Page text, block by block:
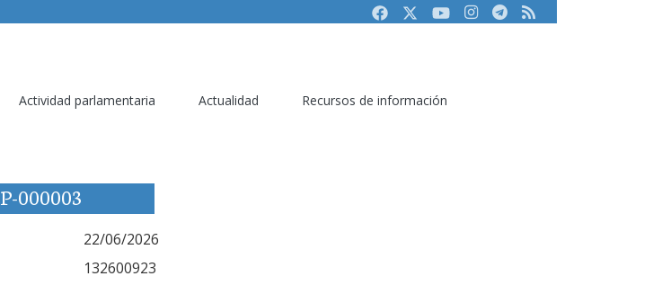
FacebookTwitterYoutubeInstagram
Telegram
RSS
Actividad parlamentaria Actualidad
Recursos de información
000003
22/06/2026
132600923